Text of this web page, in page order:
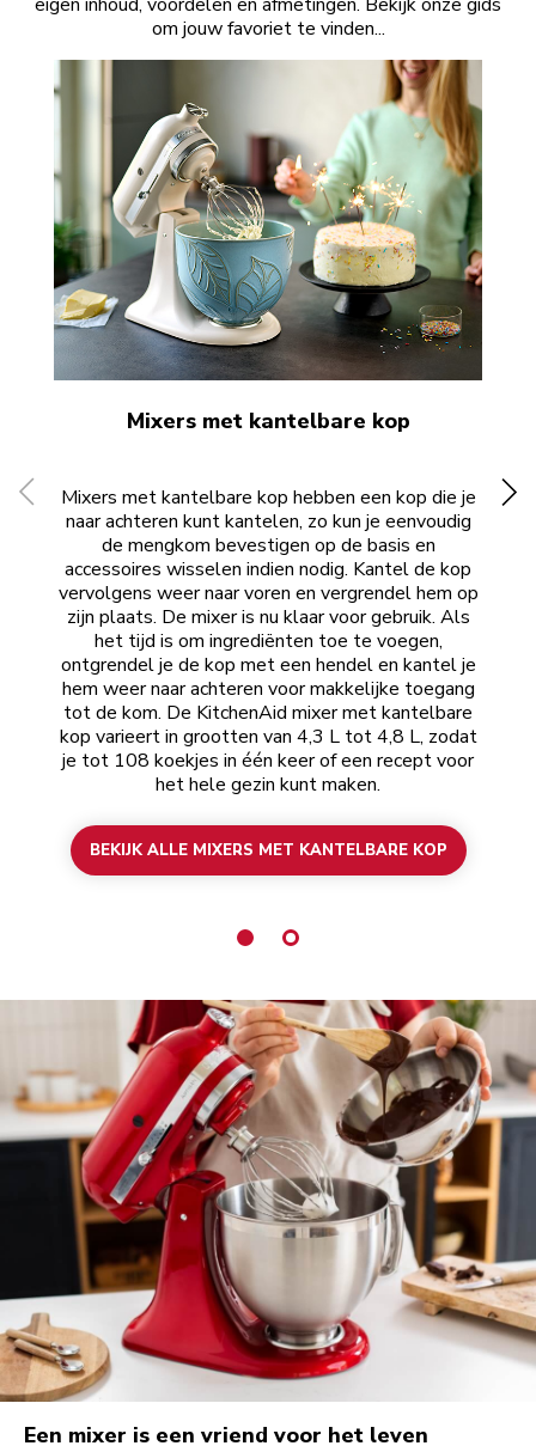
om jouw favoriet te vinden...
Mixers met kantelbare kop
Mixers met kantelbare kop hebben een kop die je
naar achteren kunt kantelen, zo kun je eenvoudig
de mengkom bevestigen op de basis en
accessoires wisselen indien nodig. Kantel de kop
vervolgens weer naar voren en vergrendel hem op
zijn plaats. De mixer is nu klaar voor gebruik. Als
het tijd is om ingrediënten toe te voegen,
ontgrendel je de kop met een hendel en kantel je
hem weer naar achteren voor makkelijke toegang
tot de kom. De KitchenAid mixer met kantelbare
kop varieert in grootten van 4,3 L tot 4,8 L, zodat
je tot 108 koekjes in één keer of een recept voor
het hele gezin kunt maken.
BEKIJK ALLE MIXERS MET KANTELBARE KOP
Een mixer is een vriend voor het leven